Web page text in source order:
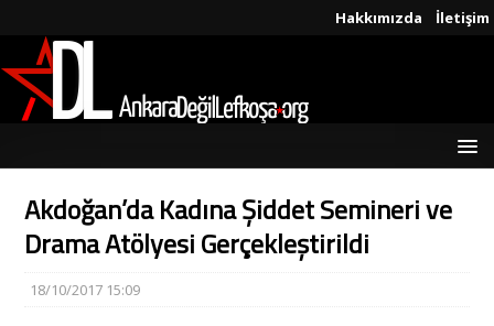
Hakkımızda İletişim
Akdoğan’da Kadına Şiddet Semineri ve
Drama Atölyesi Gerçekleştirildi
18/10/2017 15:09